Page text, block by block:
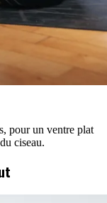
pour un ventre plat
ciseau.